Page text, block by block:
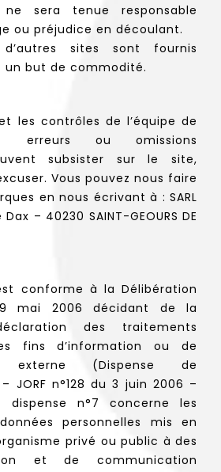
sera tenue responsable
ou préjudice en découlant.
sites sont fournis
un but de commodité.
les contrôles de l’équipe de
erreurs ou omissions
subsister sur le site,
Vous pouvez nous faire
en nous écrivant à : SARL
– 40230 SAINT-GEOURS DE
conforme à la Délibération
9 mai 2006 décidant de la
des traitements
fins d’information ou de
externe (Dispense de
JORF n°128 du 3 juin 2006 –
n°7 concerne les
personnelles mis en
privé ou public à des
et de communication